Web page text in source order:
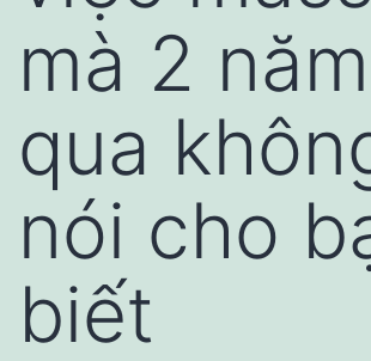
mà 2 năm
qua
nói cho
biết